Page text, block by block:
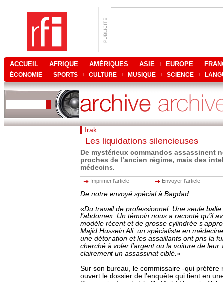
ACCUEIL AFRIQUE AMÉRIQUES ASIE EUROPE
ÉCONOMIE SPORTS CULTURE MUSIQUE SCIENCE
Irak
Les liquidations silencieuses
De mystérieux commandos assassinent
proches de l’ancien régime, mais des
médecins.
Imprimer l'article Envoyer l'article
De notre envoyé spécial à Bagdad
«Du travail de professionnel. Une seule
l’abdomen. Un témoin nous a raconté qu’il
modèle récent et de grosse cylindrée
Majid Hussein Ali, un spécialiste en
une détonation et les assaillants ont pris la
cherché à voler l’argent ou la voiture de leur
clairement un assassinat ciblé.»
Sur son bureau, le commissaire -qui préfère
ouvert le dossier de l’enquête qui tient en